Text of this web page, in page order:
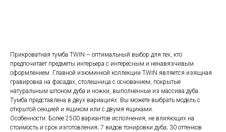
Прикроватная тумба TWIN – оптимальный выбор для тех, кто
предпочитает предметы интерьера с интересным и ненавязчивым
оформлением. Главной изюминкой коллекции TWIN является изящная
гравировка на фасадах, столешница с основанием, покрытые
натуральным шпоном дуба и ножки, выполненные из массива дуба.
Тумба представлена в двух вариациях. Вы можете выбрать модель с
открытой секцией и ящиком или с двумя ящиками.
Особенности: Более 2500 вариантов исполнения, не влияющих на
стоимость и срок изготовления; 7 видов тонировки дуба; 30 оттенков